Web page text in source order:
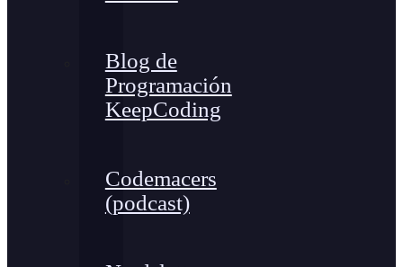
Blog de
Programación
KeepCoding
Codemacers
(podcast)